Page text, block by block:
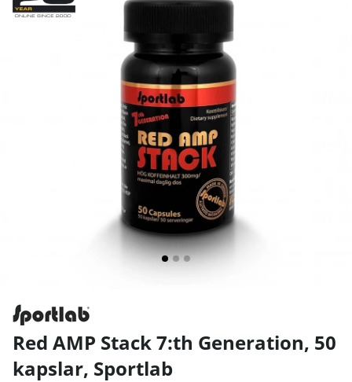
Red AMP Stack 7:th Generation, 50
kapslar, Sportlab